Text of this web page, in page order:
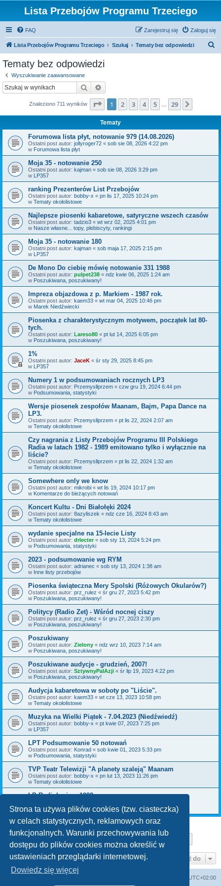
Strona ta używa plików cookies (tzw. ciasteczka)
w celach statystycznych, reklamowych oraz
funkcjonalnych. Warunki przechowywania lub
dostępu do plików cookies można określić w
ustawieniach przeglądarki internetowej.
Dowiedz się więcej
Lista Przebojów Programu Trzeciego
FAQ Zaloguj się
Zarejestruj się
Lista Przebojów Programu Trzeciego Szukaj Tematy bez odpowiedzi
Tematy bez odpowiedzi
Wyszukiwanie zaawansowane
Szukaj
Znaleziono 711 wyników Strona1 z29
1 2 3 4 5 29
Tematy
Forumowa lista płyt, notowanie 979 (14.08.2026)
Ostatni post autor: jollyroger72 « sob sie 08, 2026 4:22 pm
w Forumowa lista płyt
Moja 35 - notowanie 250
Ostatni post autor: kajman « sob sie 08, 2026 3:29 pm
w LP357
ranking Prezenterów List Przebojów
Ostatni post autor: bobby-x « pn lis 17, 2025 10:24 pm
w Tematy okołolistowe
Najlepsze piosenki kabaretowe, satyryczne wszech czasów
Ostatni post autor: tadzio3 « wt wrz 02, 2025 4:01 pm
w Nasze własne... topy, plebiscyty, rankingi
Moja 35 - notowanie 180
Ostatni post autor: kajman « sob maja 17, 2025 2:15 pm
w LP357
De Mono Do ciebię mówię notowanie 331 1988
Ostatni post autor: pulpet238 « ndz kwie 06, 2025 1:24 am
w Poszukiwana, poszukiwany!
Impreza objazdowa z p. Markiem - 1987 rok.
Ostatni post autor: kaem33 « wt mar 04, 2025 10:46 pm
w Marek Niedźwiecki
Piosenka z charakterystycznym motywem, początek lat 80-
tych.
Ostatni post autor: Lareso80 « pt lut 14, 2025 6:05 pm
w Poszukiwana, poszukiwany!
1%
Ostatni post autor: JaceK « śr sty 29, 2025 8:45 pm
w LP357
Numery 1 w podsumowaniach rocznych LP3
Ostatni post autor: Przemysllprzem « czw gru 19, 2024 6:44 pm
w Podsumowania, statystyki
Wersje piosenek zespołów Maanam, Bajm, Papa Dance na
LP3.
Ostatni post autor: Przemysllprzem « pt lis 22, 2024 2:07 am
w Tematy okołolistowe
Czy nagrania z Listy Przebojów Programu III Polskiego
Radia w latach 1982 - 1989 emitowano tylko i wyłącznie na
liście?
Ostatni post autor: Przemysllprzem « pt lis 22, 2024 1:32 am
w Tematy okołolistowe
Somewhere only we know
Ostatni post autor: mikrobi « wt lis 19, 2024 10:17 pm
w Komentarze do bieżących notowań
Koncert Kultu - Dni Białołęki 2024
Ostatni post autor: 8azyliszek « ndz cze 16, 2024 8:43 am
w Tematy okołolistowe
wydanie specjalne na 15-lecie Listy
Ostatni post autor: drlecter« sob sty 13, 2024 5:24 pm
w Podsumowania, statystyki
2023 - podsumowanie wg RYM
Ostatni post autor: adrianec « sob sty 13, 2024 1:38 am
w Inne listy przebojów
Piosenka świąteczna Mery Spolski (Różowych Okularów?)
Ostatni post autor: prz_rulez « śr gru 27, 2023 5:42 pm
w Poszukiwana, poszukiwany!
Politycy (Radio Zet) - Wśród nocnej ciszy
Ostatni post autor: prz_rulez « śr gru 27, 2023 2:30 pm
w Poszukiwana, poszukiwany!
Poszukiwany
Ostatni post autor: Zielony « ndz wrz 10, 2023 7:14 am
w Poszukiwana, poszukiwany!
Poszukiwane audycje - grudzień, 2007!
Ostatni post autor: SztywnyPalAzji « śr lip 19, 2023 4:22 pm
w Poszukiwana, poszukiwany!
Audycja kabaretowa w soboty po "Liście".
Ostatni post autor: kaem33 « wt cze 13, 2023 10:58 pm
w Tematy okołolistowe
Muzyka na Wielki Piątek - 7.04.2023 (Niedźwiedź)
Ostatni post autor: bobby-x « pt kwie 07, 2023 7:25 pm
w LP357
LPT Podsumowanie 50 notowań
Ostatni post autor: Konrad « sob kwie 01, 2023 5:33 pm
w Podsumowania, statystyki
TVP Teatr Telewizji "A planety szaleją" Maanam
Ostatni post autor: bobby-x « pn lut 13, 2023 11:26 pm
w Tematy okołolistowe
LP Radiokuriera 1982
w Poszukiwana, poszukiwany!
Znaleziono 711 wyników Strona 1z 29
3
Przejdź do
UTC+02:00